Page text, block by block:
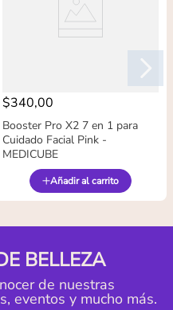
$340,00
Booster Pro X2 7 en 1 para
Cuidado Facial Pink -
MEDICUBE
Añadir al carrito
BELLEZA
de nuestras
eventos y mucho más.